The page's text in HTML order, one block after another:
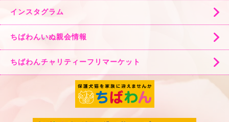
インスタグラム
ちばわんいぬ親会情報
ちばわんチャリティーフリマーケット